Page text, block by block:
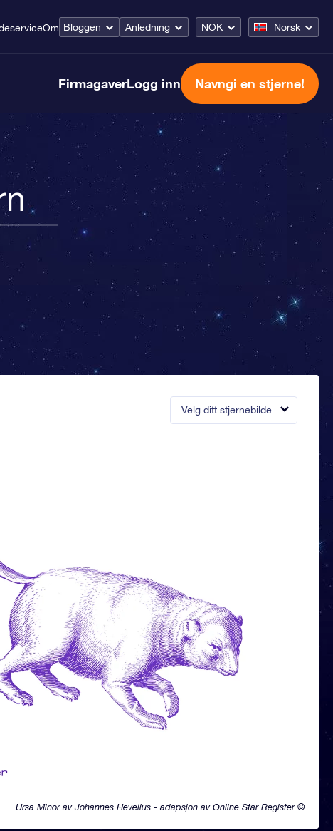
Om Bloggen Anledning NOK Norsk
FirmagaverLogg inn Navngi en stjerne!
Velg ditt stjernebilde
Ursa Minor av Johannes Hevelius - adapsjon av Online Star Register ©